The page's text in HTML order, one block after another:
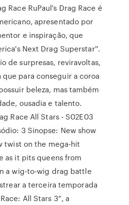
Race RuPaul's Drag Race é
apresentado por
e inspiração, que
Next Drag Superstar''.
de surpresas, reviravoltas,
para conseguir a coroa
beleza, mas também
ousadia e talento.
Race All Stars - S02E03
3 Sinopse: New show
twist on the mega-hit
as it pits queens from
a wig-to-wig drag battle
a terceira temporada
All Stars 3”, a